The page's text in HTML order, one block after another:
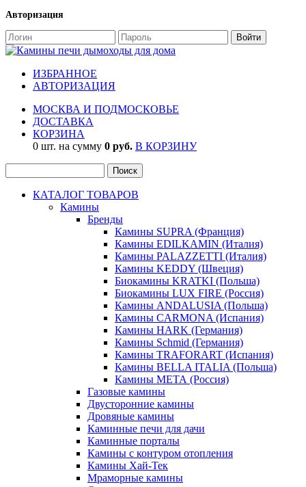
Авторизация
ИЗБРАННОЕ
АВТОРИЗАЦИЯ
МОСКВА И ПОДМОСКОВЬЕ
ДОСТАВКА
КОРЗИНА
0 шт. на сумму 0 руб. В КОРЗИНУ
КАТАЛОГ ТОВАРОВ
Камины
Бренды
Камины SUPRA (Франция)
Камины EDILKAMIN (Италия)
Камины PALAZZETTI (Италия)
Камины KEDDY (Швеция)
Биокамины KRATKI (Польша)
Биокамины LUX FIRE (Россия)
Камины ANDALUSIA (Польша)
Камины CARMONA (Испания)
Камины HARK (Германия)
Камины Schmid (Германия)
Камины TRAFORART (Испания)
Камины BELLA ITALIA (Польша)
Камины МЕТА (Россия)
Газовые камины
Двусторонние камины
Дровяные камины
Каминные печи для дачи
Каминные порталы
Камины с контуром отопления
Камины Хай-Тек
Мраморные камины